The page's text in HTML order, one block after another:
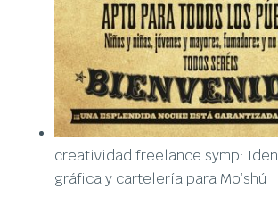
creatividad freelance symp:
gráfica y cartelería para Mo’shú